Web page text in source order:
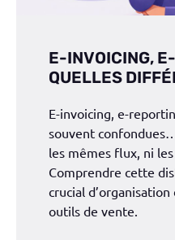
E-INVOICING,
QUELLES
E-invoicing, e-
souvent
les mêmes flux, ni
Comprendre cette
crucial
outils de vente.